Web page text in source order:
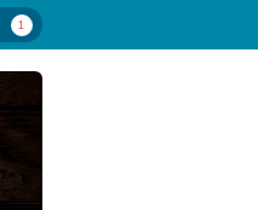
1